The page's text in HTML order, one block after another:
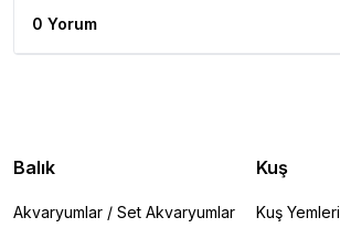
0 Yorum
Balık
Akvaryumlar / Set Akvaryumlar
Kuş
Kuş Yemleri